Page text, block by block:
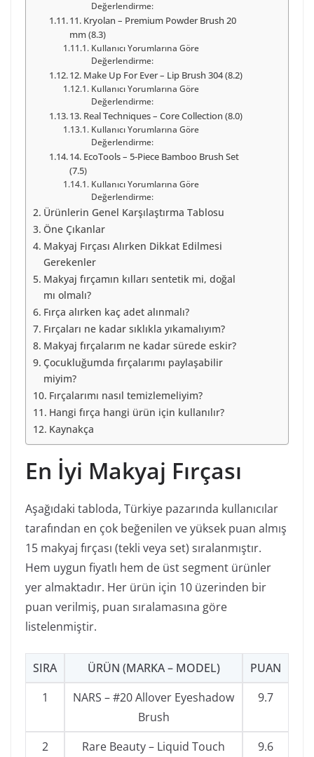
Değerlendirme:
11. Kryolan – Premium Powder Brush 20
mm (8.3)
Kullanıcı Yorumlarına Göre
Değerlendirme:
12. Make Up For Ever – Lip Brush 304 (8.2)
Kullanıcı Yorumlarına Göre
Değerlendirme:
13. Real Techniques – Core Collection (8.0)
Kullanıcı Yorumlarına Göre
Değerlendirme:
14. EcoTools – 5-Piece Bamboo Brush Set
(7.5)
Kullanıcı Yorumlarına Göre
Değerlendirme:
Ürünlerin Genel Karşılaştırma Tablosu
Öne Çıkanlar
Makyaj Fırçası Alırken Dikkat Edilmesi
Gerekenler
Makyaj fırçamın kılları sentetik mi, doğal
mı olmalı?
Fırça alırken kaç adet alınmalı?
Fırçaları ne kadar sıklıkla yıkamalıyım?
Makyaj fırçalarım ne kadar sürede eskir?
Çocukluğumda fırçalarımı paylaşabilir
miyim?
Fırçalarımı nasıl temizlemeliyim?
Hangi fırça hangi ürün için kullanılır?
Kaynakça
En İyi Makyaj Fırçası
Aşağıdaki tabloda, Türkiye pazarında kullanıcılar
tarafından en çok beğenilen ve yüksek puan almış
15 makyaj fırçası (tekli veya set) sıralanmıştır.
Hem uygun fiyatlı hem de üst segment ürünler
yer almaktadır. Her ürün için 10 üzerinden bir
puan verilmiş, puan sıralamasına göre
listelenmiştir.
SIRA ÜRÜN (MARKA – MODEL)
PUAN
1
NARS – #20 Allover Eyeshadow
Brush
9.7
2
Rare Beauty – Liquid Touch
9.6